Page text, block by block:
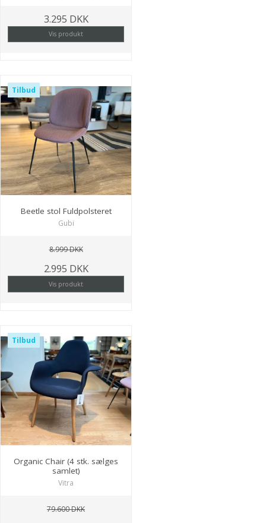
3.295 DKK
Vis produkt
Tilbud
Beetle stol Fuldpolsteret
Gubi
8.999 DKK
2.995 DKK
Vis produkt
Tilbud
Organic Chair (4 stk. sælges
samlet)
Vitra
79.600 DKK